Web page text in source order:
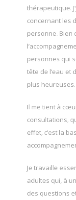
thérapeutique.
concernant les
personne. Bien
personnes qui
tête de l’eau et
plus heureuses.
Il me tient à
consultations,
effet, c’est la
Je travaille
adultes qui, à
des questions